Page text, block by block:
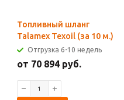
Топливный шланг
Talamex Texoil (за 10 м.)
Отгрузка 6-10 недель
от 70 894 руб.